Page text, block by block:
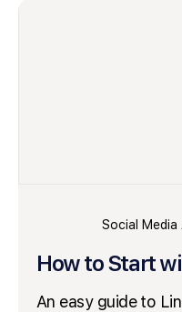
Social Media
How to Start
An easy guide to